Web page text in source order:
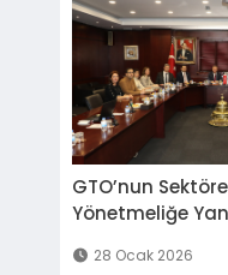
GTO’nun
Yönetmeliğe
28 Ocak 2026